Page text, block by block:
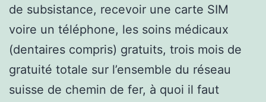
de subsistance, recevoir une carte SIM
voire un téléphone, les soins médicaux
(dentaires compris) gratuits, trois mois de
gratuité totale sur l’ensemble du réseau
suisse de chemin de fer, à quoi il faut